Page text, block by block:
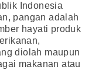
Indonesia
pangan adalah
hayati produk
diolah maupun
makanan atau